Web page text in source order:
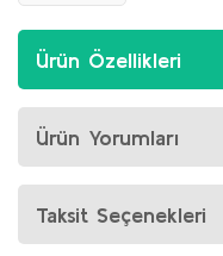
Ürün Özellikleri
Ürün Yorumları
Taksit Seçenekleri